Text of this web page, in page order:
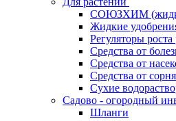
СОЮЗХИМ
Жидкие
Регуляторы роста
Средства от
Средства от
Средства от
Сухие
Садово - огородный
Шланги